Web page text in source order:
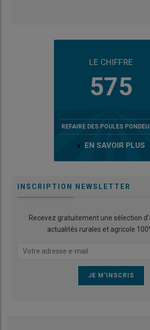
LE CHIFFRE
575
REFAIRE DES POULES
EN SAVOIR PLUS
INSCRIPTION NEWSLETTER
Recevez gratuitement une sélection
actualités rurales et agricole